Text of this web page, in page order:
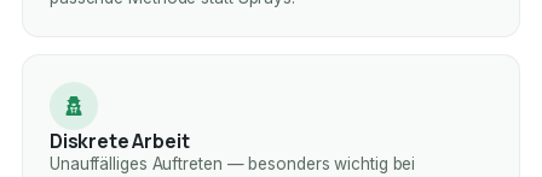
Diskrete Arbeit
Unauffälliges Auftreten — besonders wichtig bei